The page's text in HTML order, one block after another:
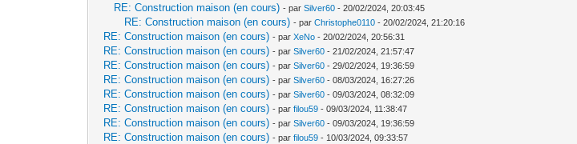
RE: Construction maison (en cours) - parSilver60 - 20/02/2024, 20:03:45
RE: Construction maison (en cours) - parChristophe0110 - 20/02/2024, 21:20:16
RE: Construction maison (en cours) - parXeNo - 20/02/2024, 20:56:31
RE: Construction maison (en cours) - parSilver60 - 21/02/2024, 21:57:47
RE: Construction maison (en cours) - parSilver60 - 29/02/2024, 19:36:59
RE: Construction maison (en cours) - parSilver60 - 08/03/2024, 16:27:26
RE: Construction maison (en cours) - parSilver60 - 09/03/2024, 08:32:09
RE: Construction maison (en cours) - parfilou59 - 09/03/2024, 11:38:47
RE: Construction maison (en cours) - parSilver60 - 09/03/2024, 19:36:59
RE: Construction maison (en cours) - parfilou59 - 10/03/2024, 09:33:57